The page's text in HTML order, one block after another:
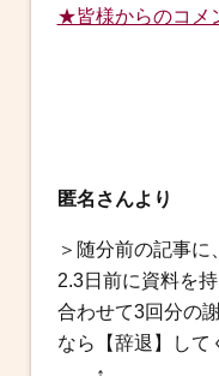
★皆様からのコ
匿名さんより
＞随分前の記事に
2.3日前に資料を
合わせて3回分の
なら【辞退】して